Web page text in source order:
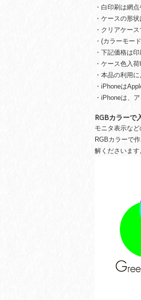
・白印刷は網
・ケースの形
・クリアケー
・(カラーモー
・下記価格は
・ケース色入
・本品の利用
・iPhoneは
・iPhoneは、
RGBカラーで
モニタ表示な
RGBカラーで
解くださいます